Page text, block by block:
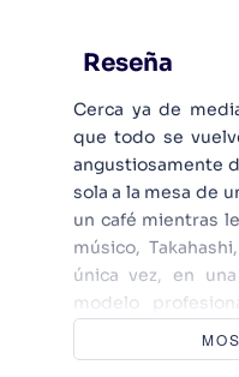
Reseña
Cerca ya de
que todo se
angustiosamente
sola a la mesa de
un café mientras
músico,
única vez, en
modelo
duerme en su
«demasiado